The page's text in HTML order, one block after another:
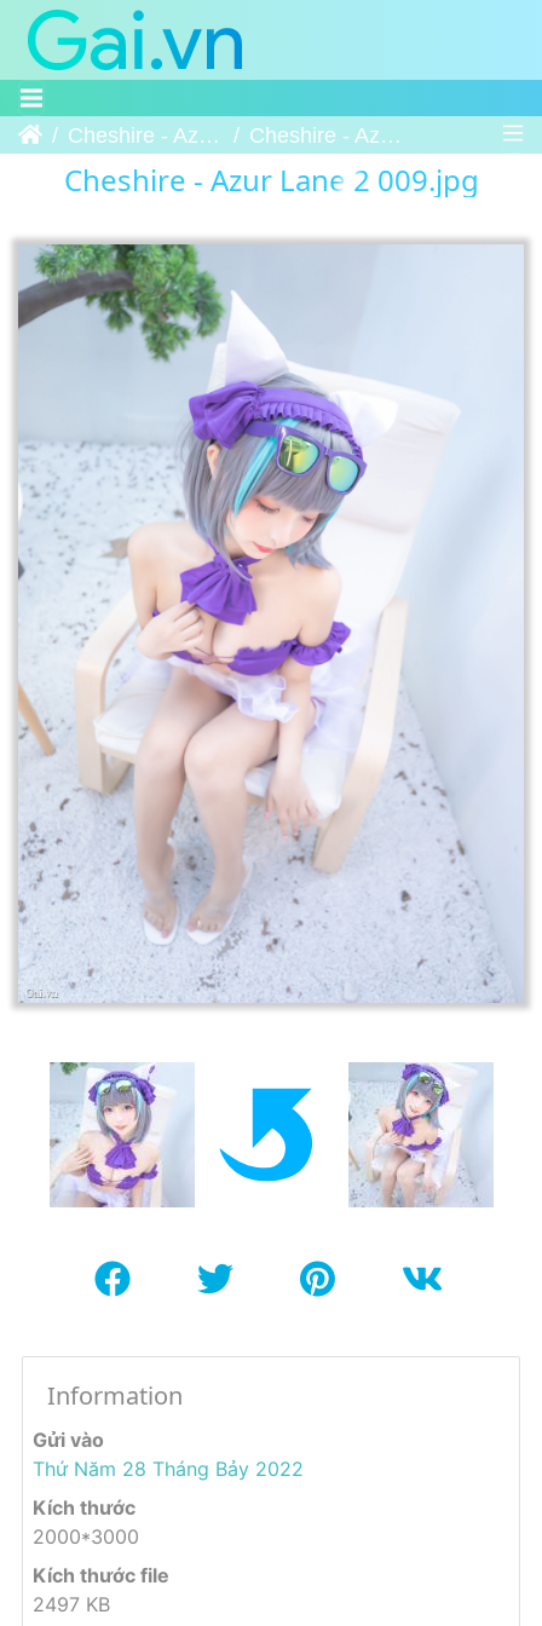
Trang chủCheshire - Azur Lane 2 Cheshire - Azur Lane 2 009
Cheshire - Azur Lane 2 009.jpg
Information
Gửi vào
Thứ Năm 28 Tháng Bảy 2022
Kích thước
2000*3000
Kích thước file
2497 KB